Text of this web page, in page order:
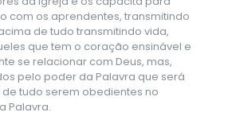
com os aprendentes, transmitindo
de tudo transmitindo vida,
que tem o coração ensinável e
se relacionar com Deus, mas,
pelo poder da Palavra que será
tudo serem obedientes no
Palavra.